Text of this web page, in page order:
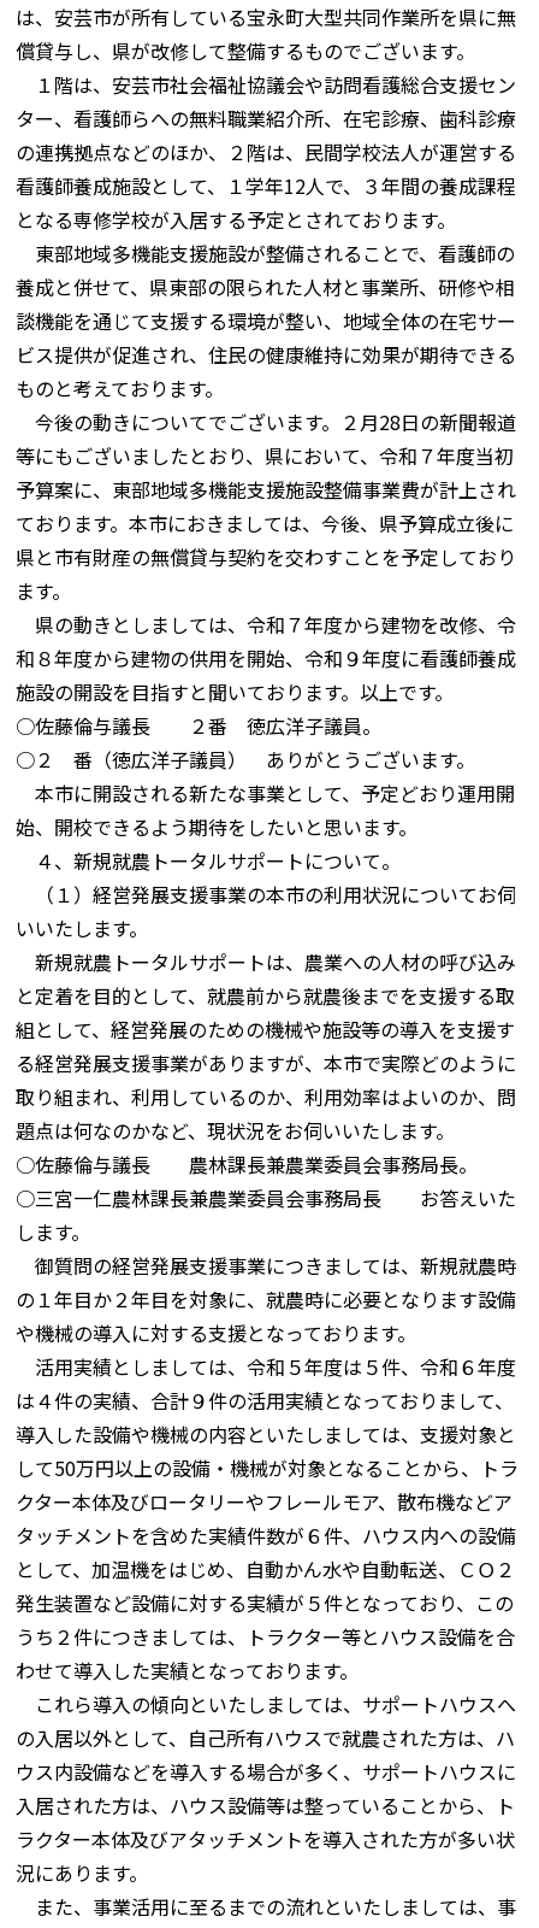
は、安芸市が所有している宝永町大型共同作業所を県に無
償貸与し、県が改修して整備するものでございます。
１階は、安芸市社会福祉協議会や訪問看護総合支援セン
ター、看護師らへの無料職業紹介所、在宅診療、歯科診療
の連携拠点などのほか、２階は、民間学校法人が運営する
看護師養成施設として、１学年12人で、３年間の養成課程
となる専修学校が入居する予定とされております。
東部地域多機能支援施設が整備されることで、看護師の
養成と併せて、県東部の限られた人材と事業所、研修や相
談機能を通じて支援する環境が整い、地域全体の在宅サー
ビス提供が促進され、住民の健康維持に効果が期待できる
ものと考えております。
今後の動きについてでございます。２月28日の新聞報道
等にもございましたとおり、県において、令和７年度当初
予算案に、東部地域多機能支援施設整備事業費が計上され
ております。本市におきましては、今後、県予算成立後に
県と市有財産の無償貸与契約を交わすことを予定しており
ます。
県の動きとしましては、令和７年度から建物を改修、令
和８年度から建物の供用を開始、令和９年度に看護師養成
施設の開設を目指すと聞いております。以上です。
○佐藤倫与議長 ２番 徳広洋子議員。
○２ 番（徳広洋子議員） ありがとうございます。
本市に開設される新たな事業として、予定どおり運用開
始、開校できるよう期待をしたいと思います。
４、新規就農トータルサポートについて。
（１）経営発展支援事業の本市の利用状況についてお伺
いいたします。
新規就農トータルサポートは、農業への人材の呼び込み
と定着を目的として、就農前から就農後までを支援する取
組として、経営発展のための機械や施設等の導入を支援す
る経営発展支援事業がありますが、本市で実際どのように
取り組まれ、利用しているのか、利用効率はよいのか、問
題点は何なのかなど、現状況をお伺いいたします。
○佐藤倫与議長 農林課長兼農業委員会事務局長。
○三宮一仁農林課長兼農業委員会事務局長 お答えいた
します。
御質問の経営発展支援事業につきましては、新規就農時
の１年目か２年目を対象に、就農時に必要となります設備
や機械の導入に対する支援となっております。
活用実績としましては、令和５年度は５件、令和６年度
は４件の実績、合計９件の活用実績となっておりまして、
導入した設備や機械の内容といたしましては、支援対象と
して50万円以上の設備・機械が対象となることから、トラ
クター本体及びロータリーやフレールモア、散布機などア
タッチメントを含めた実績件数が６件、ハウス内への設備
として、加温機をはじめ、自動かん水や自動転送、ＣＯ２
発生装置など設備に対する実績が５件となっており、この
うち２件につきましては、トラクター等とハウス設備を合
わせて導入した実績となっております。
これら導入の傾向といたしましては、サポートハウスへ
の入居以外として、自己所有ハウスで就農された方は、ハ
ウス内設備などを導入する場合が多く、サポートハウスに
入居された方は、ハウス設備等は整っていることから、ト
ラクター本体及びアタッチメントを導入された方が多い状
況にあります。
また、事業活用に至るまでの流れといたしましては、事